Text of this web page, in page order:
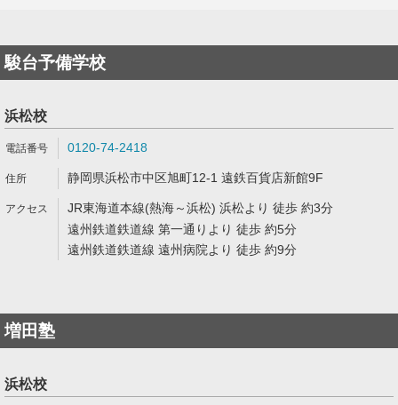
駿台予備学校
浜松校
0120-74-2418
静岡県浜松市中区旭町12-1 遠鉄百貨店新館9F
JR東海道本線(熱海～浜松) 浜松より 徒歩 約3分
遠州鉄道鉄道線 第一通りより 徒歩 約5分
遠州鉄道鉄道線 遠州病院より 徒歩 約9分
増田塾
浜松校